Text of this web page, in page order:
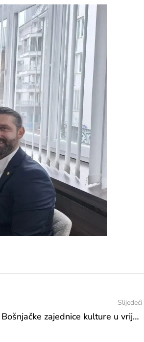
Slijedeći
Potpisan ugovor za projekte Bošnjačke zajednice kulture u vrijednosti od 491.610 KM